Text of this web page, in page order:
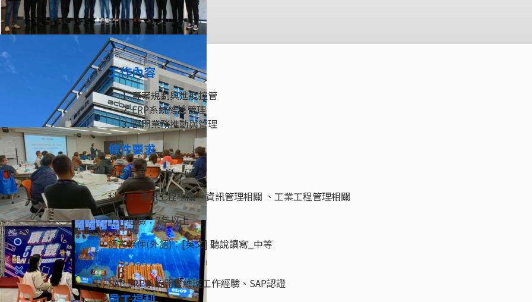
工作內容
專案規劃與進度控管
ERP系統維護管理
部門業務推動與管理
條件要求
教育程度：大學、碩士
科系： 資訊工程相關、資訊管理相關 、工業工程管理相關
工作經驗：7年以上
語言條件(外語)：[英文] 聽說讀寫_中等
加分條件
SAP ERP系統開發維護工作經驗、SAP認證
員工福利